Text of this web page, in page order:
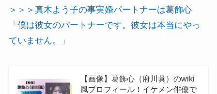
＞＞＞真木よう子の事実婚パートナーは葛飾心
「僕は彼女のパートナーです。彼女は本当にやっ
ていません。」
【画像】葛飾心（府川眞）のwiki
風プロフィール！イケメン俳優で